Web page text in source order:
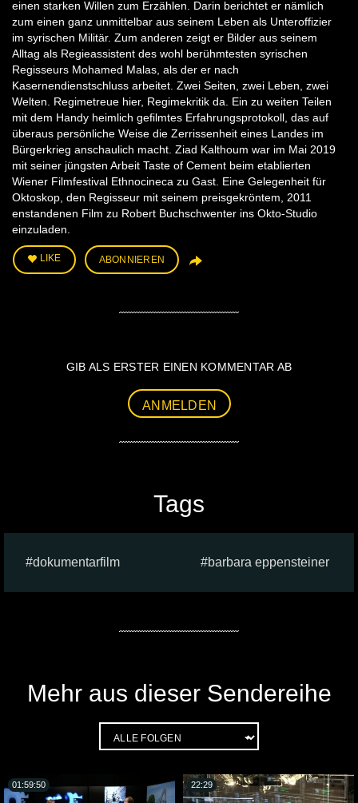
einen starken Willen zum Erzählen. Darin berichtet er nämlich
zum einen ganz unmittelbar aus seinem Leben als Unteroffizier
im syrischen Militär. Zum anderen zeigt er Bilder aus seinem
Alltag als Regieassistent des wohl berühmtesten syrischen
Regisseurs Mohamed Malas, als der er nach
Kasernendienstschluss arbeitet. Zwei Seiten, zwei Leben, zwei
Welten. Regimetreue hier, Regimekritik da. Ein zu weiten Teilen
mit dem Handy heimlich gefilmtes Erfahrungsprotokoll, das auf
überaus persönliche Weise die Zerrissenheit eines Landes im
Bürgerkrieg anschaulich macht. Ziad Kalthoum war im Mai 2019
mit seiner jüngsten Arbeit Taste of Cement beim etablierten
Wiener Filmfestival Ethnocineca zu Gast. Eine Gelegenheit für
Oktoskop, den Regisseur mit seinem preisgekröntem, 2011
enstandenen Film zu Robert Buchschwenter ins Okto-Studio
einzuladen.
LIKE ABONNIEREN
GIB ALS ERSTER EINEN KOMMENTAR AB
ANMELDEN
Tags
dokumentarfilm barbara eppensteiner
Mehr aus dieser Sendereihe
01:59:50 22:29